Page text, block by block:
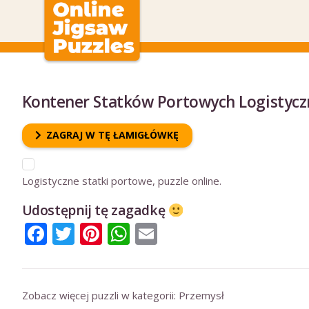
Kontener Statków Portowych
ZAGRAJ W TĘ ŁAMIGŁÓWKĘ
Logistyczne statki portowe, puzzle online.
Udostępnij tę zagadkę
Facebook
Twitter
Pinterest
WhatsApp
Email
Zobacz więcej puzzli w kategorii: Przemysł